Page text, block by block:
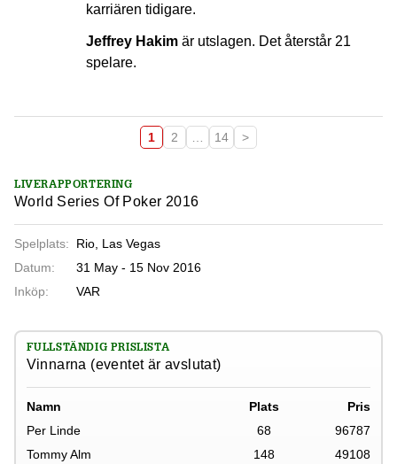
karriären tidigare.
Jeffrey Hakimär utslagen. Det återstår 21
spelare.
1 2 … 14 >
LIVERAPPORTERING
World Series Of Poker 2016
Spelplats:
Rio, Las Vegas
Datum:
31 May - 15 Nov 2016
Inköp:
VAR
FULLSTÄNDIG PRISLISTA
Vinnarna (eventet är avslutat)
Namn Plats
Pris
Per Linde
68
96787
Tommy Alm
148
49108